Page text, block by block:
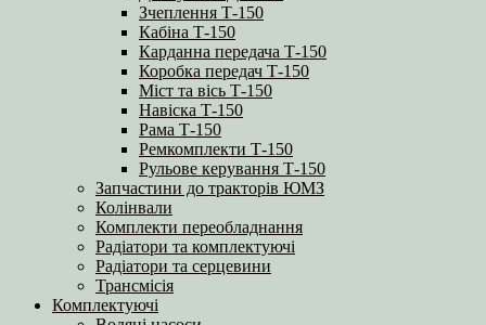
Зчеплення Т-150
Кабіна Т-150
Карданна передача Т-150
Коробка передач Т-150
Міст та вісь Т-150
Навіска Т-150
Рама Т-150
Ремкомплекти Т-150
Рульове керування Т-150
Запчастини до тракторів ЮМЗ
Колінвали
Комплекти переобладнання
Радіатори та комплектуючі
Радіатори та серцевини
Трансмісія
Комплектуючі